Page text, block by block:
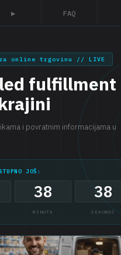
▶ FAQ
online trgovinu // LIVE
fulfillment
i povratnim informacijama u
JOŠ:
38
MINUTA
37
SEKUNDI